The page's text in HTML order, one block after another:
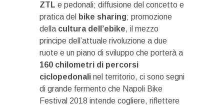
ZTL e pedonali; diffusione del concetto e
pratica del bike sharing; promozione
della cultura dell’ebike, il mezzo
principe dell’attuale rivoluzione a due
ruote e un piano di sviluppo che porterà a
160 chilometri di percorsi
ciclopedonali nel territorio, ci sono segni
di grande fermento che Napoli Bike
Festival 2018 intende cogliere, riflettere